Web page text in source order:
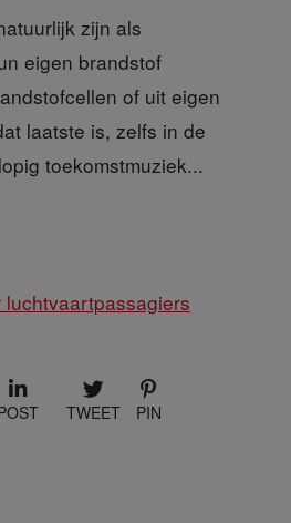
zijn als
eigen brandstof
of uit eigen
laatste is, zelfs in de
toekomstmuziek...
luchtvaartpassagiers
TWEET PIN